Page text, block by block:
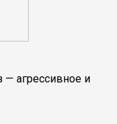
агрессивное и